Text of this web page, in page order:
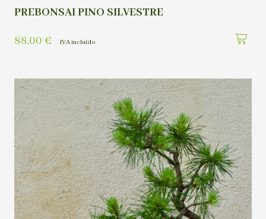
PREBONSAI PINO SILVESTRE
88,00 € IVA incluído